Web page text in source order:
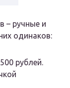
– ручные и
одинаков:
рублей.